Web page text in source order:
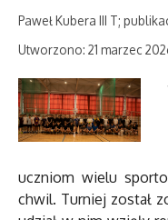
Paweł Kubera III T;
Utworzono: 21 marzec
uczniom wielu
chwil. Turniej został